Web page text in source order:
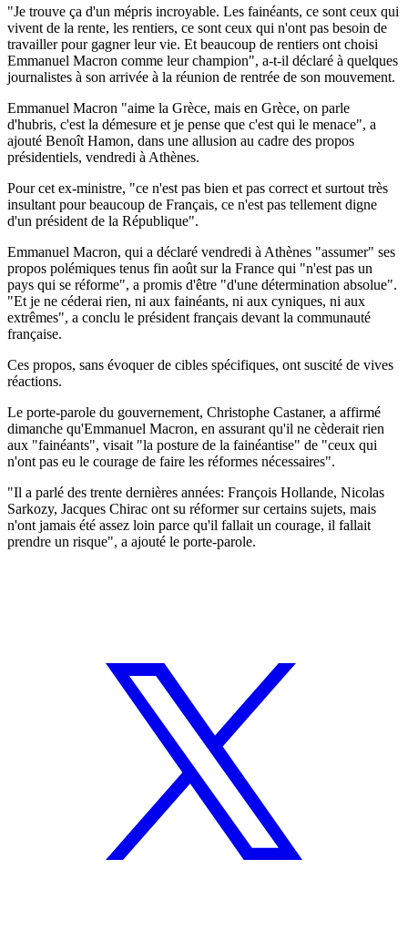
"Je trouve ça d'un mépris incroyable. Les fainéants, ce sont ceux qui
vivent de la rente, les rentiers, ce sont ceux qui n'ont pas besoin de
travailler pour gagner leur vie. Et beaucoup de rentiers ont choisi
Emmanuel Macron comme leur champion", a-t-il déclaré à quelques
journalistes à son arrivée à la réunion de rentrée de son mouvement.
Emmanuel Macron "aime la Grèce, mais en Grèce, on parle
d'hubris, c'est la démesure et je pense que c'est qui le menace", a
ajouté Benoît Hamon, dans une allusion au cadre des propos
présidentiels, vendredi à Athènes.
Pour cet ex-ministre, "ce n'est pas bien et pas correct et surtout très
insultant pour beaucoup de Français, ce n'est pas tellement digne
d'un président de la République".
Emmanuel Macron, qui a déclaré vendredi à Athènes "assumer" ses
propos polémiques tenus fin août sur la France qui "n'est pas un
pays qui se réforme", a promis d'être "d'une détermination absolue".
"Et je ne céderai rien, ni aux fainéants, ni aux cyniques, ni aux
extrêmes", a conclu le président français devant la communauté
française.
Ces propos, sans évoquer de cibles spécifiques, ont suscité de vives
réactions.
Le porte-parole du gouvernement, Christophe Castaner, a affirmé
dimanche qu'Emmanuel Macron, en assurant qu'il ne cèderait rien
aux "fainéants", visait "la posture de la fainéantise" de "ceux qui
n'ont pas eu le courage de faire les réformes nécessaires".
"Il a parlé des trente dernières années: François Hollande, Nicolas
Sarkozy, Jacques Chirac ont su réformer sur certains sujets, mais
n'ont jamais été assez loin parce qu'il fallait un courage, il fallait
prendre un risque", a ajouté le porte-parole.